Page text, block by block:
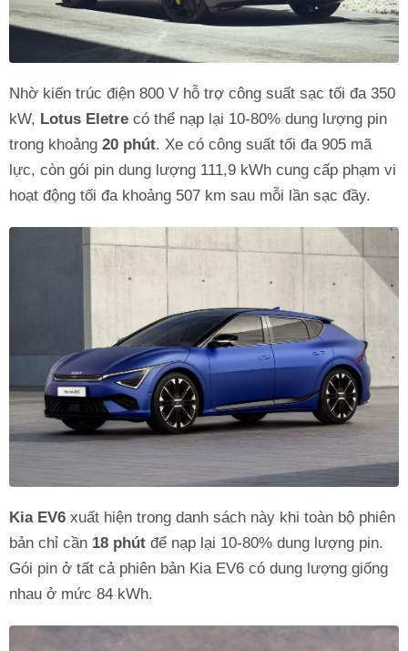
Nhờ kiến trúc điện 800 V hỗ trợ công suất sạc tối đa 350
kW, Lotus Eletre có thể nạp lại 10-80% dung lượng pin
trong khoảng 20 phút. Xe có công suất tối đa 905 mã
lực, còn gói pin dung lượng 111,9 kWh cung cấp phạm vi
hoạt động tối đa khoảng 507 km sau mỗi lần sạc đầy.
Kia EV6 xuất hiện trong danh sách này khi toàn bộ phiên
bản chỉ cần 18 phút để nạp lại 10-80% dung lượng pin.
Gói pin ở tất cả phiên bản Kia EV6 có dung lượng giống
nhau ở mức 84 kWh.